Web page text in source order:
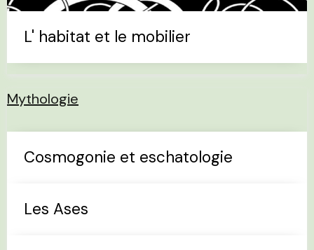
L' habitat et le mobilier
Mythologie
Cosmogonie et eschatologie
Les Ases